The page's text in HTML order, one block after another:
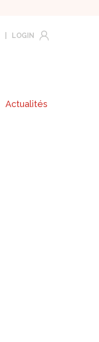
LOGIN
Actualités